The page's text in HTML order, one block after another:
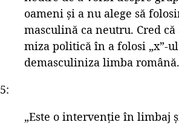
oameni și a nu alege să
masculină ca neutru. Cred că
miza politică în a folosi „x”-
demasculiniza limba
5:
„Este o intervenție în limbaj